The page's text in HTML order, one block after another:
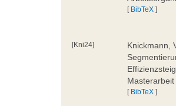
[ BibTeX ]
[Kni24]
Knickmann,
[ BibTeX ]